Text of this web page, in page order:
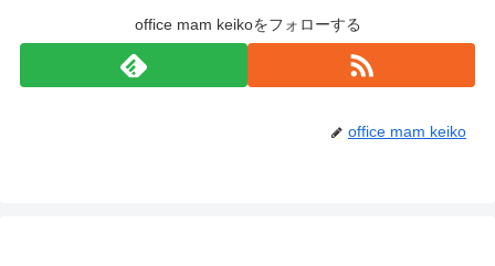
office mam keikoをフォローする
office mam keiko